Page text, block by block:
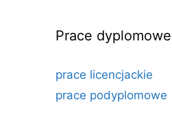
Prace dyplomowe
prace licencjackie
prace podyplomowe